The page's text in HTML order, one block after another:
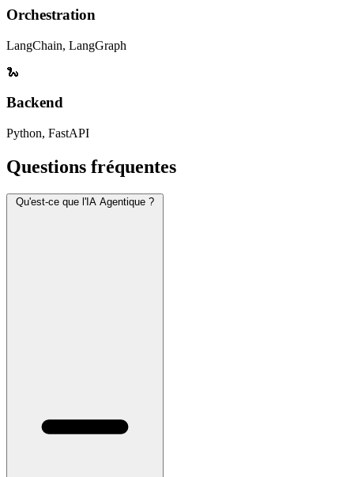
Orchestration
LangChain, LangGraph
🐍
Backend
Python, FastAPI
Questions fréquentes
Qu'est-ce que l'IA Agentique ?